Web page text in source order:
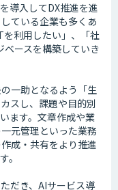
導入してDX推進を進
ている企業も多くあ
利用したい」、「社
ースを構築していき
一助となるよう「生
スし、課題や目的別
ます。文章作成や業
元管理といった業務
成・共有をより推進
。
だき、AIサービス導